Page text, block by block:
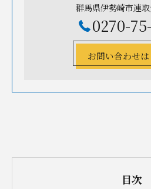
群馬県伊勢崎市連
0270-
お問い合わせ
目次